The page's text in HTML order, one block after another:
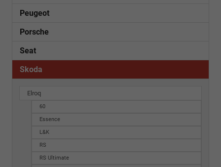
Peugeot
Porsche
Seat
Skoda
Elroq
60
Essence
L&K
RS
RS Ultimate